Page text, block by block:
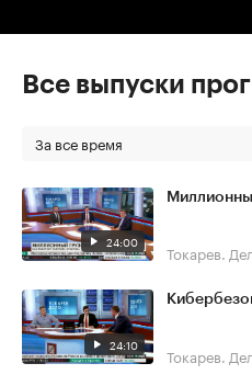
Все выпуски
За все время
24:00 Токарев.
24:10 Токарев.